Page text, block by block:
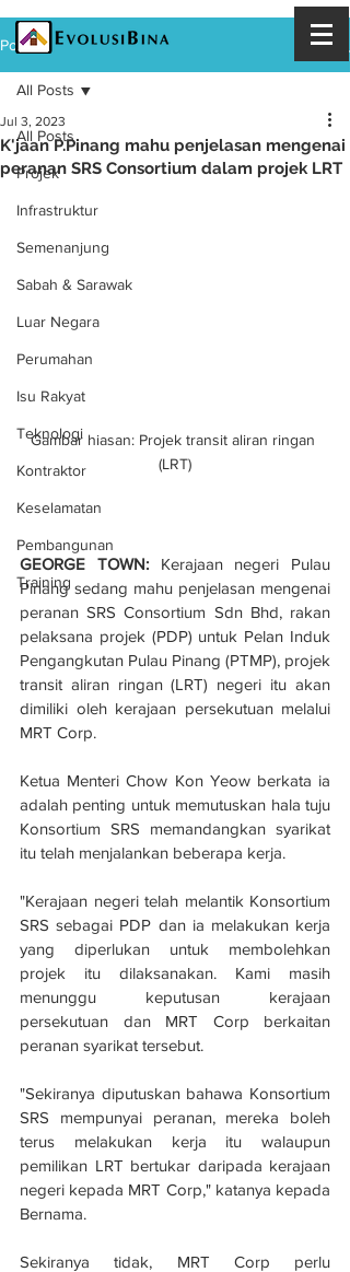
Post
All Posts
Projek
Infrastruktur
Semenanjung
Sabah & Sarawak
Luar Negara
Perumahan
Isu Rakyat
Teknologi
Kontraktor
Keselamatan
Pembangunan
Training
All Posts
K'jaan P.Pinang mahu penjelasan mengenai
peranan SRS Consortium dalam projek LRT
Jul 3, 2023
Gambar hiasan: Projek transit aliran ringan
(LRT)
GEORGE TOWN: Kerajaan negeri Pulau
Pinang sedang mahu penjelasan mengenai
peranan SRS Consortium Sdn Bhd, rakan
pelaksana projek (PDP) untuk Pelan Induk
Pengangkutan Pulau Pinang (PTMP), projek
transit aliran ringan (LRT) negeri itu akan
dimiliki oleh kerajaan persekutuan melalui
MRT Corp.
Ketua Menteri Chow Kon Yeow berkata ia
adalah penting untuk memutuskan hala tuju
Konsortium SRS memandangkan syarikat
itu telah menjalankan beberapa kerja.
"Kerajaan negeri telah melantik Konsortium
SRS sebagai PDP dan ia melakukan kerja
yang diperlukan untuk membolehkan
projek itu dilaksanakan. Kami masih
menunggu keputusan kerajaan
persekutuan dan MRT Corp berkaitan
peranan syarikat tersebut.
"Sekiranya diputuskan bahawa Konsortium
SRS mempunyai peranan, mereka boleh
terus melakukan kerja itu walaupun
pemilikan LRT bertukar daripada kerajaan
negeri kepada MRT Corp," katanya kepada
Bernama.
Sekiranya tidak, MRT Corp perlu